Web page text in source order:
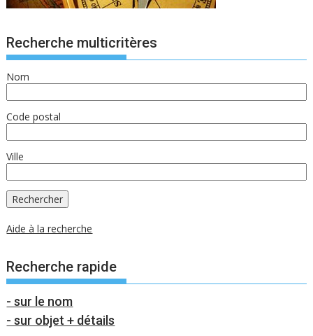
Recherche multicritères
Nom
Code postal
Ville
Aide à la recherche
Recherche rapide
- sur le nom
- sur objet + détails